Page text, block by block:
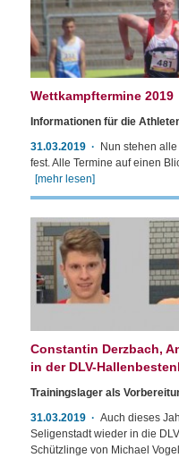
Wettkampftermine 2019
Informationen für die
31.03.2019
Nun stehen
fest. Alle Termine auf einen
[mehr lesen]
Constantin Derzbach,
in der DLV-
Trainingslager als
31.03.2019
Auch dieses
Seligenstadt wieder in die
Schützlinge von Michael